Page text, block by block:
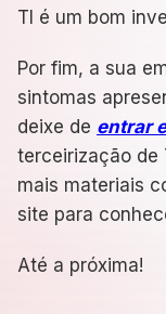
TI é um bom
Por fim, a sua
sintomas
deixe de entrar
terceirização de
mais materiais
site para
Até a próxima!